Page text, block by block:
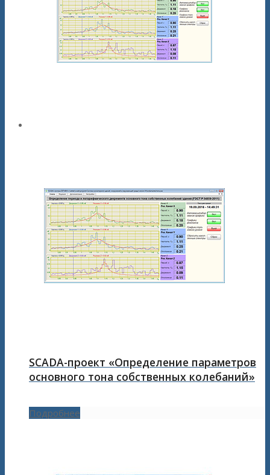
SCADA-проект «Определение параметров
основного тона собственных колебаний»
Подробнее